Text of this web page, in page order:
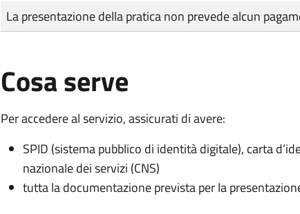
Tipo di pagamento
Importo
La presentazione della pratica non prevede alcun
Cosa serve
Per accedere al servizio, assicurati di avere:
SPID (sistema pubblico di identità digitale), carta
nazionale dei servizi (CNS)
tutta la documentazione prevista per la